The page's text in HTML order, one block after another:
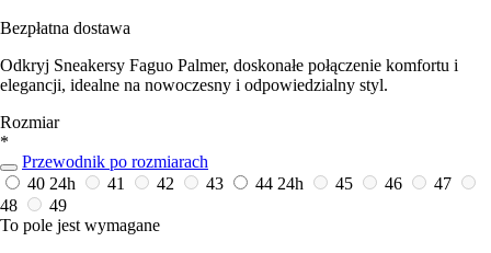
Bezpłatna dostawa
Odkryj Sneakersy Faguo Palmer, doskonałe połączenie komfortu i
elegancji, idealne na nowoczesny i odpowiedzialny styl.
Rozmiar
*
Przewodnik po rozmiarach
40 24h 41 42 43 44 24h 45 46
47
48
49
To pole jest wymagane